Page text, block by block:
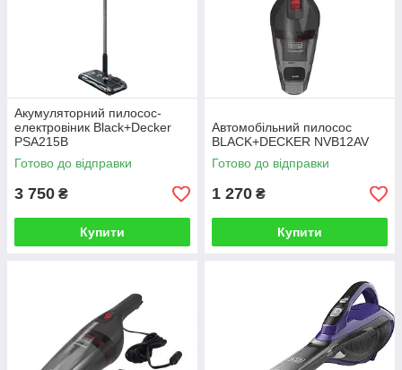
Акумуляторний пилосос-
електровіник Black+Decker
PSA215B
Готово до відправки
3 750 ₴
Купити
Автомобільний пилосос
BLACK+DECKER NVB12AV
Готово до відправки
1 270 ₴
Купити